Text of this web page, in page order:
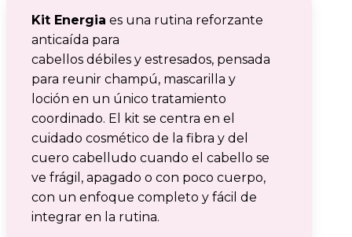
Kit Energia es una rutina reforzante
anticaída para
cabellos débiles y estresados, pensada
para reunir champú, mascarilla y
loción en un único tratamiento
coordinado. El kit se centra en el
cuidado cosmético de la fibra y del
cuero cabelludo cuando el cabello se
ve frágil, apagado o con poco cuerpo,
con un enfoque completo y fácil de
integrar en la rutina.